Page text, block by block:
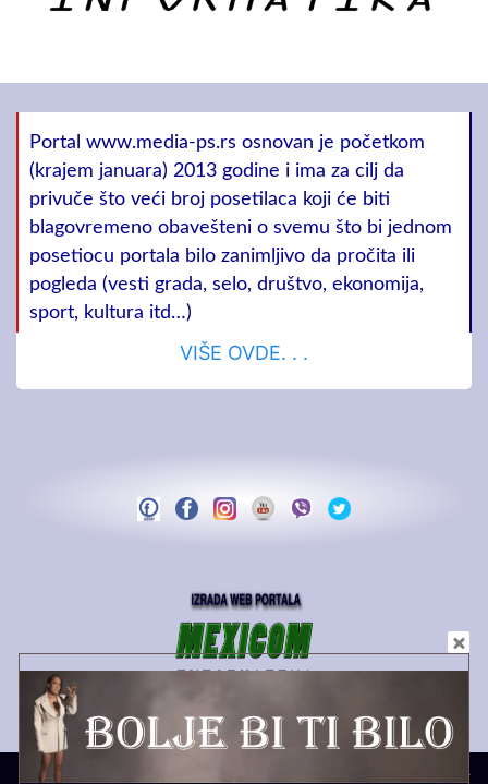
Portal www.media-ps.rs osnovan je početkom
(krajem januara) 2013 godine i ima za cilj da
privuče što veći broj posetilaca koji će biti
blagovremeno obavešteni o svemu što bi jednom
posetiocu portala bilo zanimljivo da pročita ili
pogleda (vesti grada, selo, društvo, ekonomija,
sport, kultura itd…)
VIŠE OVDE. . .
Copyright MEDIA PS | 2021